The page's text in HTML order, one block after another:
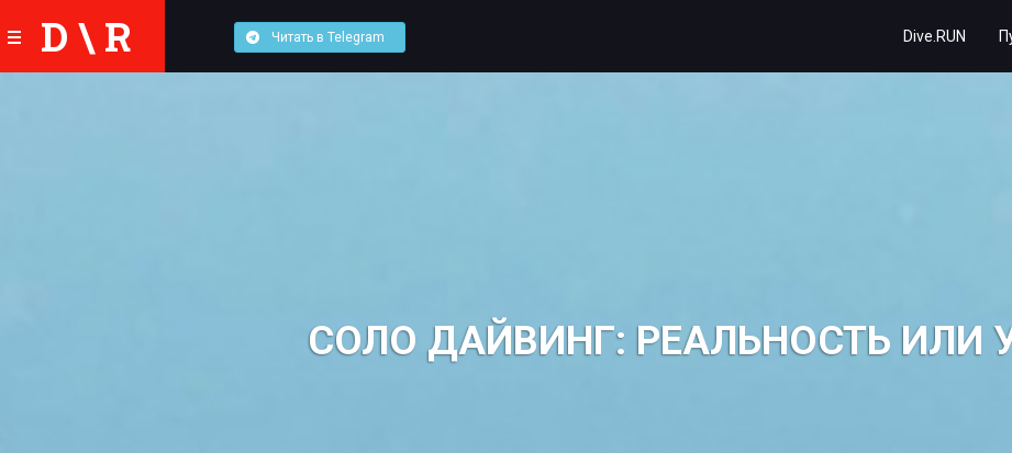
D \ R Читать в Telegram Dive.RUN
СОЛО ДАЙВИНГ: РЕАЛЬНОСТЬ ИЛИ